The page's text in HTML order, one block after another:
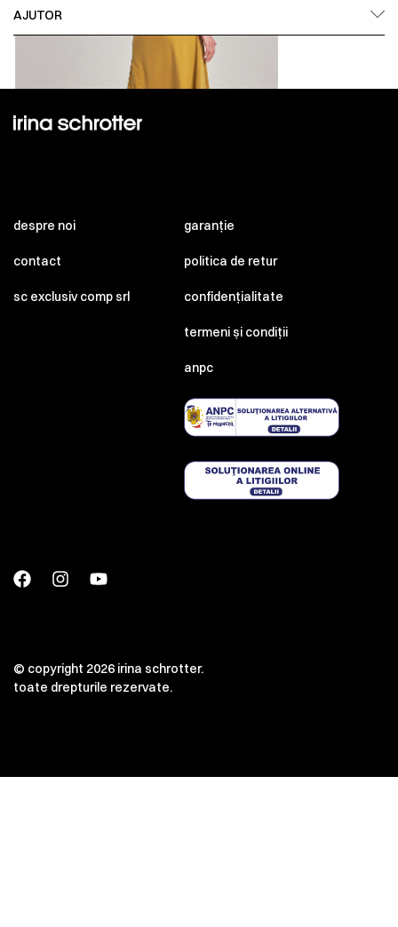
AJUTOR
despre noi
contact
sc exclusiv comp srl
garanție
politica de retur
confidențialitate
termeni și condiții
anpc
© copyright 2026 irina schrotter.
toate drepturile rezervate.